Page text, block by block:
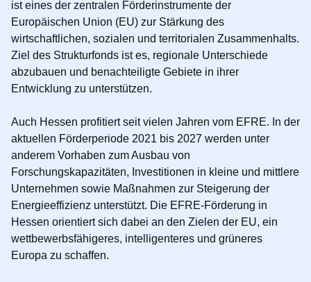
ist eines der zentralen Förderinstrumente der
Europäischen Union (EU) zur Stärkung des
wirtschaftlichen, sozialen und territorialen Zusammenhalts.
Ziel des Strukturfonds ist es, regionale Unterschiede
abzubauen und benachteiligte Gebiete in ihrer
Entwicklung zu unterstützen.
Auch Hessen profitiert seit vielen Jahren vom EFRE. In der
aktuellen Förderperiode 2021 bis 2027 werden unter
anderem Vorhaben zum Ausbau von
Forschungskapazitäten, Investitionen in kleine und mittlere
Unternehmen sowie Maßnahmen zur Steigerung der
Energieeffizienz unterstützt. Die EFRE-Förderung in
Hessen orientiert sich dabei an den Zielen der EU, ein
wettbewerbsfähigeres, intelligenteres und grüneres
Europa zu schaffen.